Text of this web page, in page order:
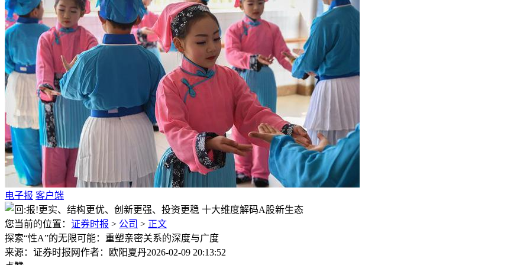
电子报 客户端
您当前的位置： 证券时报 > 公司 > 正文
探索“性A”的无限可能：重塑亲密关系的深度与广度
来源：证券时报网作者：欧阳夏丹2026-02-09 20:13:52